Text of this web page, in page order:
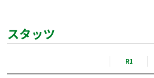
スタッツ
R1